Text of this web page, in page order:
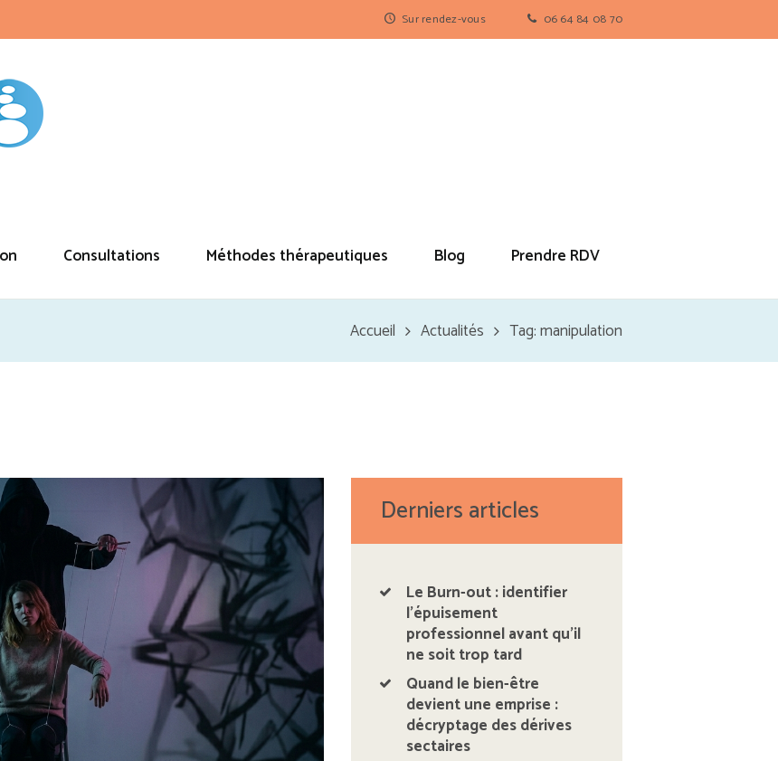
06 64 84 08 70
Sur rendez-vous
Consultations Méthodes thérapeutiques Blog Prendre RDV
Accueil Actualités Tag: manipulation
Derniers articles
Le Burn-out : identifier
l’épuisement
professionnel avant qu’il
ne soit trop tard
Quand le bien-être
devient une emprise :
décryptage des dérives
sectaires